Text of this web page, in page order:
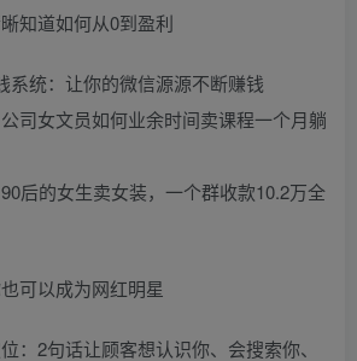
知道如何从0到盈利
系统：让你的微信源源不断赚钱
司女文员如何业余时间卖课程一个月躺
后的女生卖女装，一个群收款10.2万全
可以成为网红明星
：2句话让顾客想认识你、会搜索你、